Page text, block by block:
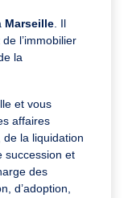
Marseille. Il
l’immobilier
la
et vous
affaires
la liquidation
succession et
des
d’adoption,